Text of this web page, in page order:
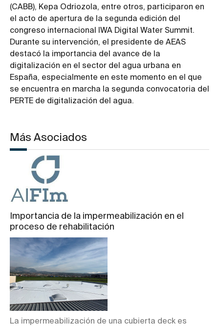
(CABB), Kepa Odriozola, entre otros, participaron en
el acto de apertura de la segunda edición del
congreso internacional IWA Digital Water Summit.
Durante su intervención, el presidente de AEAS
destacó la importancia del avance de la
digitalización en el sector del agua urbana en
España, especialmente en este momento en el que
se encuentra en marcha la segunda convocatoria del
PERTE de digitalización del agua.
Más Asociados
Importancia de la impermeabilización en el
proceso de rehabilitación
La impermeabilización de una cubierta deck es